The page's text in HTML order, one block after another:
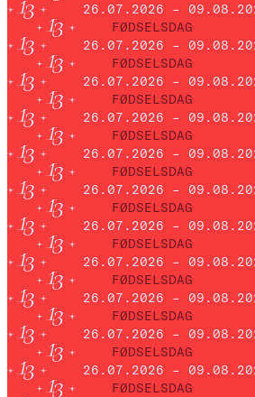
26.07.2026 –
FØDSELSDAG
26.07.2026 –
FØDSELSDAG
26.07.2026 –
FØDSELSDAG
26.07.2026 –
FØDSELSDAG
26.07.2026 –
FØDSELSDAG
26.07.2026 –
FØDSELSDAG
26.07.2026 –
FØDSELSDAG
26.07.2026 –
FØDSELSDAG
26.07.2026 –
FØDSELSDAG
26.07.2026 –
FØDSELSDAG
26.07.2026 –
FØDSELSDAG